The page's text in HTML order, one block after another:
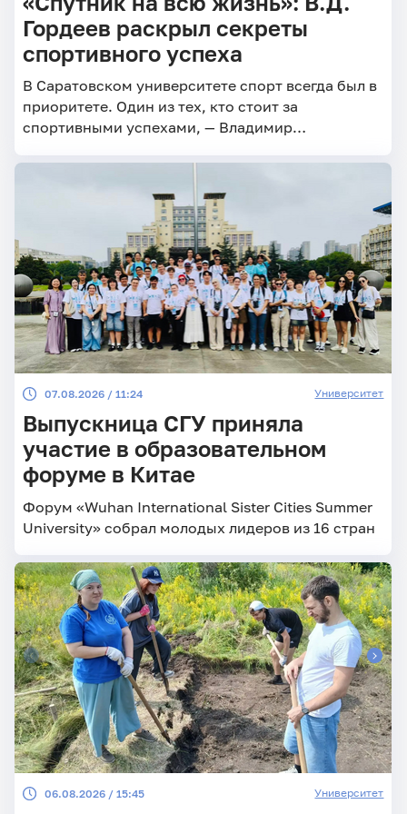
Гордеев раскрыл секреты
спортивного успеха
В Саратовском университете спорт всегда был в
приоритете. Один из тех, кто стоит за
спортивными успехами, — Владимир
07.08.2026 / 11:24 Университет
Выпускница СГУ приняла
участие в образовательном
форуме в Китае
Форум «Wuhan International Sister Cities Summer
University» собрал молодых лидеров из 16 стран
06.08.2026 / 15:45 Университет